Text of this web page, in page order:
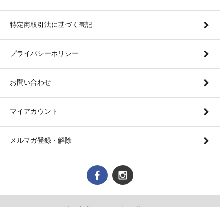
特定商取引法に基づく表記
プライバシーポリシー
お問い合わせ
マイアカウント
メルマガ登録・解除